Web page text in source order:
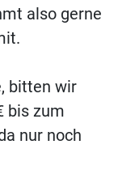
also gerne
bitten wir
bis zum
nur noch